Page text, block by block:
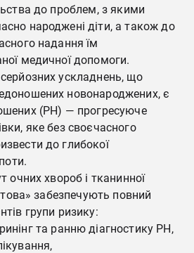
до проблем, з якими
народжені діти, а також до
надання їм
медичної допомоги.
ускладнень, що
новонароджених, є
(РН) — прогресуюче
яке без своєчасного
до глибокої
очних хвороб і тканинної
забезпечують повний
групи ризику:
та ранню діагностику РН,